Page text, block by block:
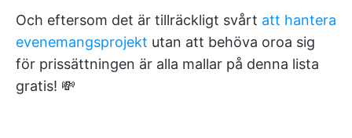
Och eftersom det är tillräckligt svårt att hantera
evenemangsprojekt utan att behöva oroa sig
för prissättningen är alla mallar på denna lista
gratis! 💸